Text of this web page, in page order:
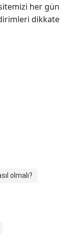
her gün
dikkate
olmalı?